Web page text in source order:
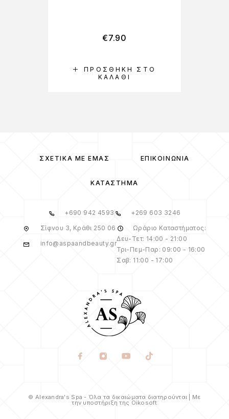
ΠΡΟΣΘΉΚΗ ΣΤΟ
ΚΑΛΆΘΙ
€7.90
ΣΧΕΤΙΚΆ ΜΕ ΕΜΆΣ ΕΠΙΚΟΙΝΩΝΊΑ
ΚΑΤΆΣΤΗΜΑ
+690 942 4593
+269 603 3246
Σίφνου 3, Κράθι 250 06
info@aspaandbeauty.gr
Ωράριο Καταστήματος:
Δευ-Τετ: 14:00 - 21:00
Τρι-Πεμ-Παρ: 09:00 - 16:00
Σαβ: 11:00 - 17:00
© Alexandra's Spa - Όλα τα δικαιώματα διατηρούνται | Με
την υποστήριξη της Oikosoft